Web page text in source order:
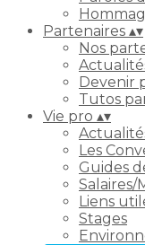
Partenaires ▴▾
Nos
Devenir
Tutos
Vie pro ▴▾
Les
Guides
Salaires/
Liens
Stages